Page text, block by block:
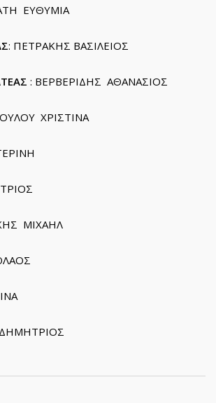
ΕΥΘΥΜΙΑ
: ΠΕΤΡΑΚΗΣ ΒΑΣΙΛΕΙΟΣ
: ΒΕΡΒΕΡΙΔΗΣ ΑΘΑΝΑΣΙΟΣ
ΧΡΙΣΤΙΝΑ
ΜΙΧΑΗΛ